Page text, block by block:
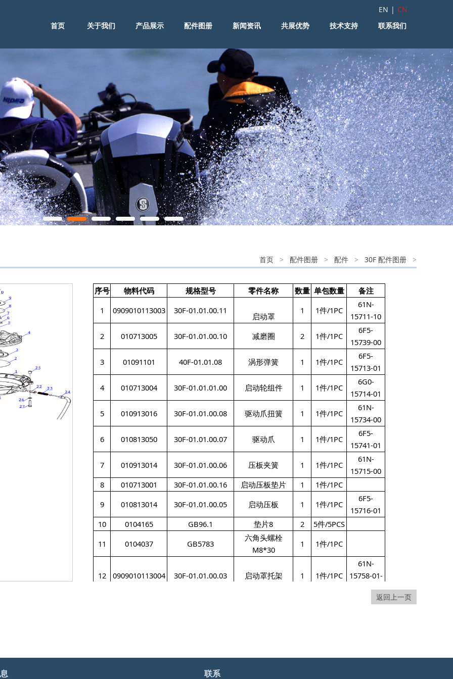
EN | CN
首页
关于我们 产品展示 配件图册 新闻资讯 共展优势 技术支持 联系我们
首页 > 配件图册 > 配件 > 30F 配件图册 >
序号 物料代码 规格型号 零件名称 数量 单包数量
备注
1
0909010113003 30F-01.01.00.11
启动罩
1 1件/1PC
61N-
15711-10
2
010713005 30F-01.01.00.10 减磨圈 2 1件/1PC
6F5-
15739-00
3
01091101 40F-01.01.08 涡形弹簧 1 1件/1PC
6F5-
15713-01
4
010713004 30F-01.01.01.00 启动轮组件 1 1件/1PC
6G0-
15714-01
5
010913016 30F-01.01.00.08 驱动爪扭簧 1 1件/1PC
61N-
15734-00
6
010813050 30F-01.01.00.07 驱动爪 1 1件/1PC
6F5-
15741-01
7
010913014 30F-01.01.00.06 压板夹簧 1 1件/1PC
61N-
15715-00
8
010713001 30F-01.01.00.16 启动压板垫片 1
1件/1PC
9
010813014 30F-01.01.00.05 启动压板 1 1件/1PC
6F5-
15716-01
10
0104165 GB96.1 垫片8 2
5件/5PCS
11
0104037 GB5783
六角头螺栓
M8*30
1 1件/1PC
12 0909010113004 30F-01.01.00.03 启动罩托架 1 1件/1PC
61N-
15758-01-
15 010613062 30F-Ⅱ-01.01.00.04 减震圈 1 1件/1PC
返回上一页
联系